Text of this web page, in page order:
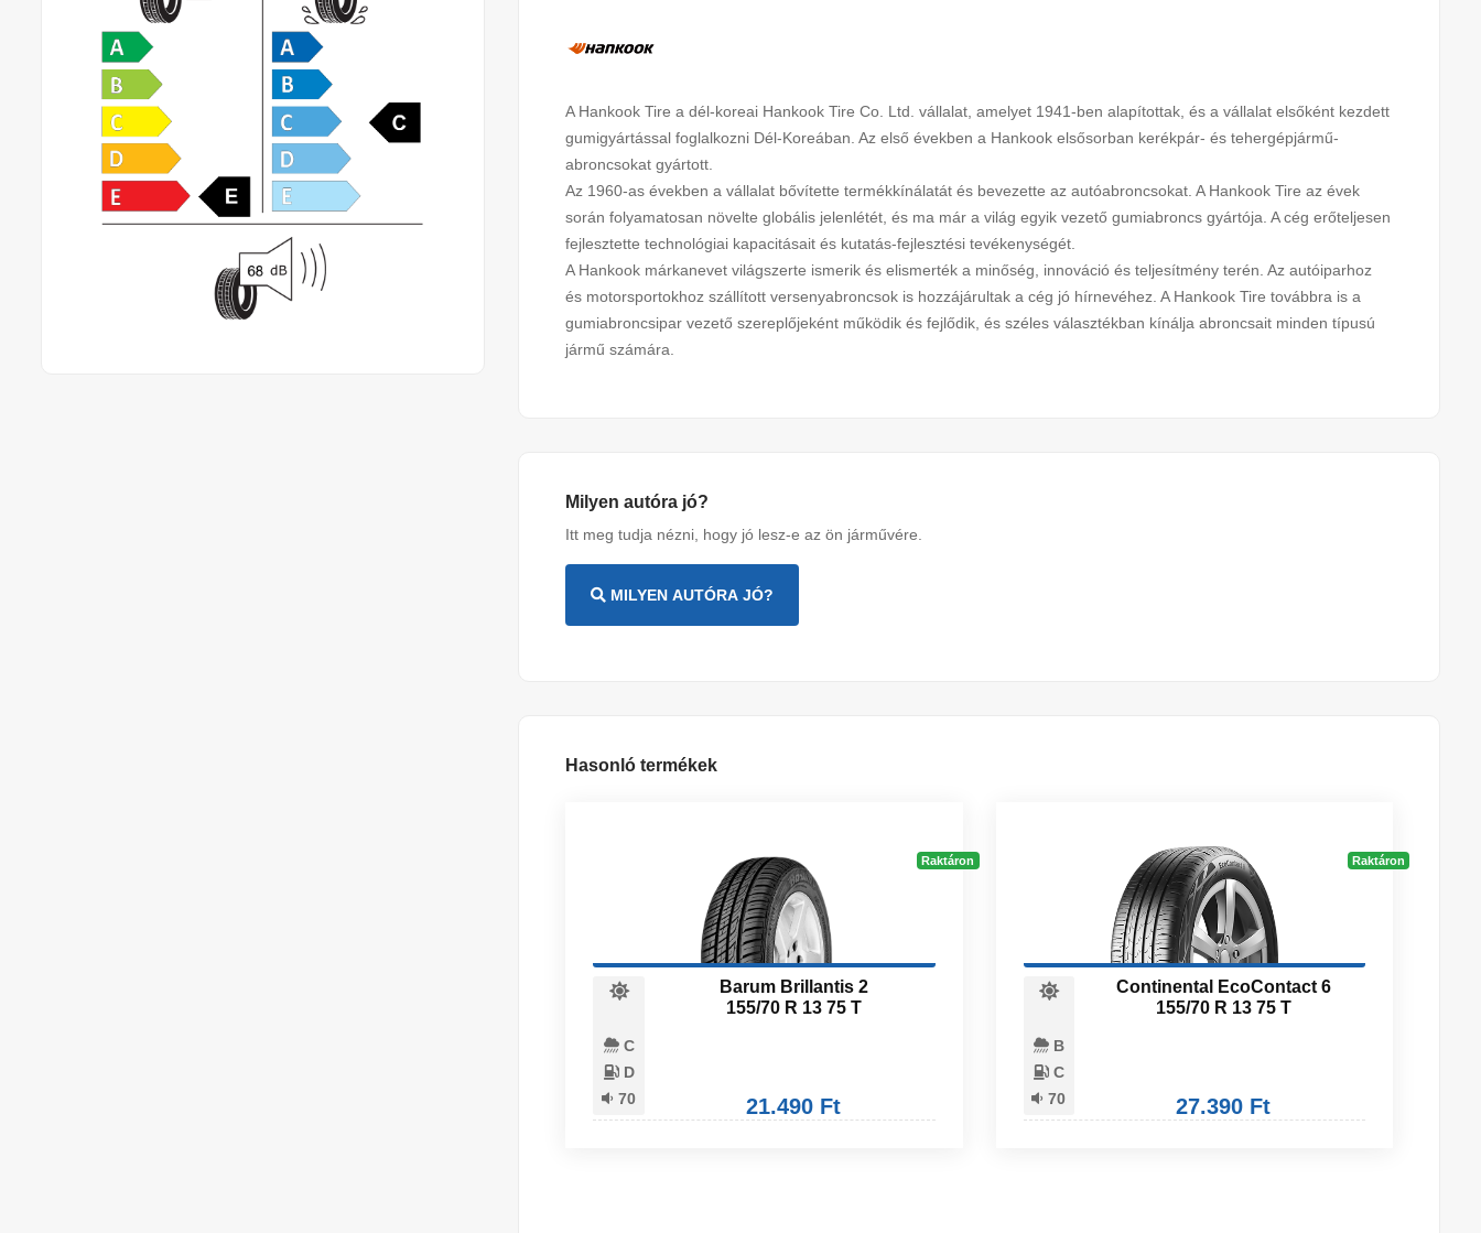
A Hankook Tire a dél-koreai Hankook Tire Co. Ltd. vállalat, amelyet 1941-ben alapítottak, és a vállalat elsőként kezdett
gumigyártással foglalkozni Dél-Koreában. Az első években a Hankook elsősorban kerékpár- és tehergépjármű-
abroncsokat gyártott.
Az 1960-as években a vállalat bővítette termékkínálatát és bevezette az autóabroncsokat. A Hankook Tire az évek
során folyamatosan növelte globális jelenlétét, és ma már a világ egyik vezető gumiabroncs gyártója. A cég erőteljesen
fejlesztette technológiai kapacitásait és kutatás-fejlesztési tevékenységét.
A Hankook márkanevet világszerte ismerik és elismerték a minőség, innováció és teljesítmény terén. Az autóiparhoz
és motorsportokhoz szállított versenyabroncsok is hozzájárultak a cég jó hírnevéhez. A Hankook Tire továbbra is a
gumiabroncsipar vezető szereplőjeként működik és fejlődik, és széles választékban kínálja abroncsait minden típusú
jármű számára.
Milyen autóra jó?
Itt meg tudja nézni, hogy jó lesz-e az ön járművére.
MILYEN AUTÓRA JÓ?
Hasonló termékek
Raktáron
C
D
70
Barum Brillantis 2
155/70 R 13 75 T
21.490 Ft
Raktáron
B
C
70
Continental EcoContact 6
155/70 R 13 75 T
27.390 Ft